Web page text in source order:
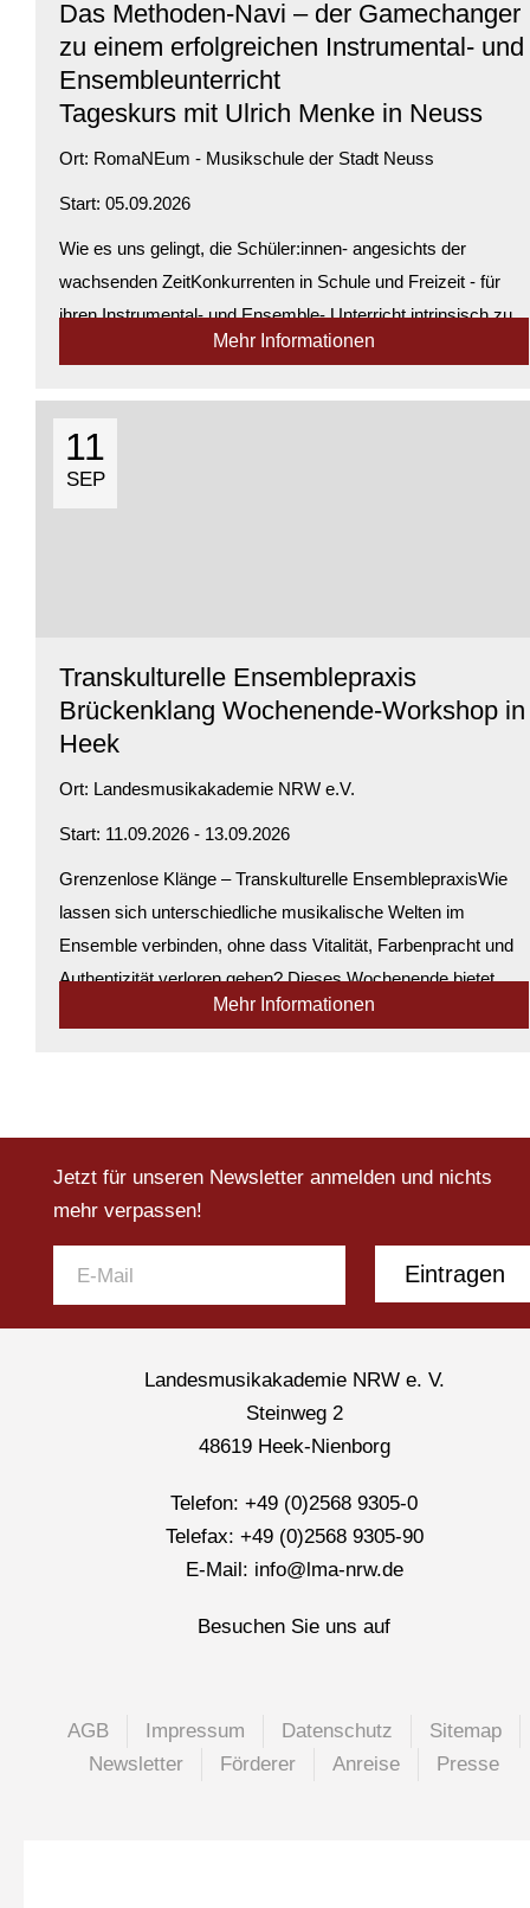
Das Methoden-Navi – der Gamechanger
zu einem erfolgreichen Instrumental- und
Ensembleunterricht
Tageskurs mit Ulrich Menke in Neuss
Ort: RomaNEum - Musikschule der Stadt Neuss
Start: 05.09.2026
Wie es uns gelingt, die Schüler:innen- angesichts der
wachsenden ZeitKonkurrenten in Schule und Freizeit - für
ihren Instrumental- und Ensemble- Unterricht intrinsisch zu
motivieren, wie sie vom Zählen zum Erzählen kommen, das
Mehr Informationen
11
SEP
Transkulturelle Ensemblepraxis
Brückenklang Wochenende-Workshop in
Heek
Ort: Landesmusikakademie NRW e.V.
Start: 11.09.2026 - 13.09.2026
Grenzenlose Klänge – Transkulturelle EnsemblepraxisWie
lassen sich unterschiedliche musikalische Welten im
Ensemble verbinden, ohne dass Vitalität, Farbenpracht und
Authentizität verloren gehen? Dieses Wochenende bietet
praxisnahe Antworten auf genau...
Mehr Informationen
Jetzt für unseren Newsletter anmelden und nichts
mehr verpassen!
Eintragen
Landesmusikakademie NRW e. V.
Steinweg 2
48619 Heek-Nienborg
Telefon: +49 (0)2568 9305-0
Telefax: +49 (0)2568 9305-90
E-Mail: info@lma-nrw.de
Besuchen Sie uns auf
AGB Impressum Datenschutz
Sitemap
Newsletter
Förderer Anreise Presse